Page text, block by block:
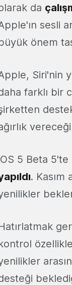
da
sesli
önem
Siri'nin
farklı bir
5 Beta 5'te
. Kasım